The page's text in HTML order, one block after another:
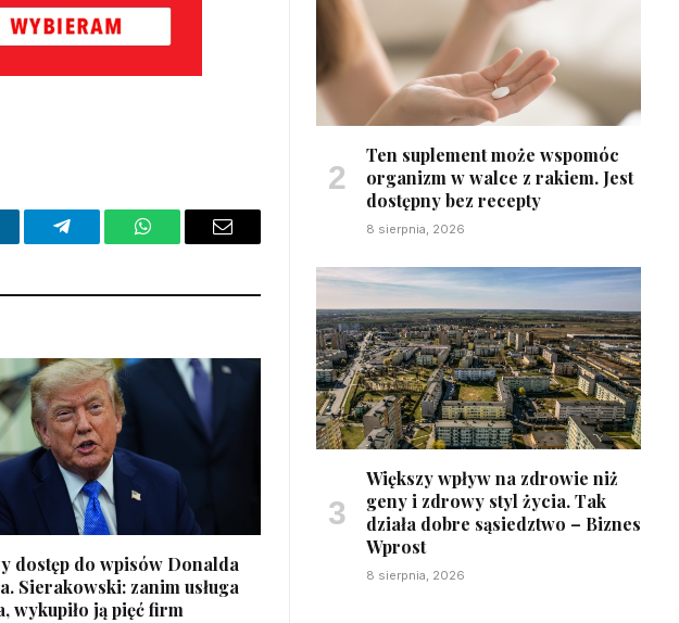
Telegram WhatsAppEmail
dostęp do wpisów Donalda
Sierakowski: zanim usługa
wykupiło ją pięć firm
Ten suplement może wspomóc
organizm w walce z rakiem. Jest
dostępny bez recepty
8 sierpnia, 2026
Większy wpływ na zdrowie niż
geny i zdrowy styl życia. Tak
działa dobre sąsiedztwo – Biznes
Wprost
8 sierpnia, 2026